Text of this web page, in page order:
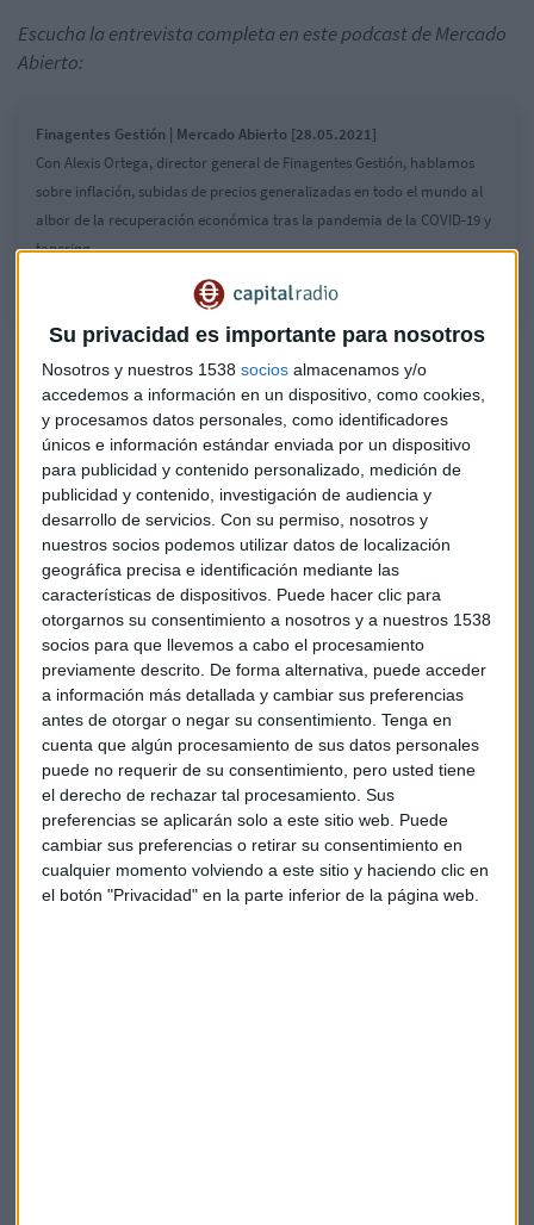
Su privacidad es importante para nosotros
Nosotros y nuestros 1538 socios almacenamos y/o
accedemos a información en un dispositivo, como cookies,
y procesamos datos personales, como identificadores
únicos e información estándar enviada por un dispositivo
para publicidad y contenido personalizado, medición de
publicidad y contenido, investigación de audiencia y
desarrollo de servicios. Con su permiso, nosotros y
nuestros socios podemos utilizar datos de localización
geográfica precisa e identificación mediante las
características de dispositivos. Puede hacer clic para
otorgarnos su consentimiento a nosotros y a nuestros 1538
socios para que llevemos a cabo el procesamiento
previamente descrito. De forma alternativa, puede acceder
a información más detallada y cambiar sus preferencias
antes de otorgar o negar su consentimiento. Tenga en
cuenta que algún procesamiento de sus datos personales
puede no requerir de su consentimiento, pero usted tiene
el derecho de rechazar tal procesamiento. Sus
preferencias se aplicarán solo a este sitio web. Puede
cambiar sus preferencias o retirar su consentimiento en
cualquier momento volviendo a este sitio y haciendo clic en
el botón "Privacidad" en la parte inferior de la página web.
Escucha la entrevista completa en este podcast de Mercado
Abierto:
Finagentes Gestión | Mercado Abierto [28.05.2021]
Con Alexis Ortega, director general de Finagentes Gestión, hablamos
sobre inflación, subidas de precios generalizadas en todo el mundo al
albor de la recuperación económica tras la pandemia de la COVID-19 y
tapering
¿Es posible desembolsar el plan de recuperación de
Biden?
¿Terminará la Reserva Federal teniendo que intervenir el
mercado?
Se acelera la recuperación y llega el "fantasma" del
tapering. Pero qué es esto? "es unareducción del ritmo de
crecimiento de compra de deuda e inyección de capital
en la economíapor parte de los bancos centrales", aclara
Ortega quien considera que, pese a todo, la Reserva Federal
no cesará las compras sino que, se limitará a reducir el
ritmo de ésta.
"Con la pandemia y el parón económico que se ha
producido es normal que los bancos centrales tomen
cartas en el asunto", valora el analista tras conocer este
viernes los datos de consumo personal en Estados Unidos
que aumenta un 3,1% con respecto al año pasado.
En abril,el gasto se impulsa un 2,9%con respecto al